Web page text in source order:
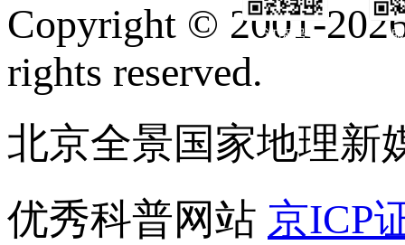
订阅号
Copyright © 2001-
rights reserved.
北京全景国家地理新
优秀科普网站 京ICP